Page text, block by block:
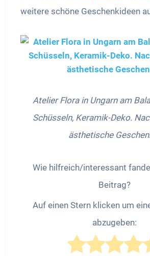
weitere schöne Geschenkideen
Atelier Flora in Ungarn am
Schüsseln, Keramik-Deko.
ästhetische
Wie hilfreich/interessant
Beitrag?
Auf einen Stern klicken um
abzugeben: